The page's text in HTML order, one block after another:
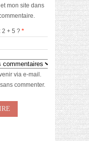
mon site dans
2 + 5 ? *
via e-mail.
sans commenter.